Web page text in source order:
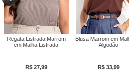
Regata Listrada Marrom
em Malha Listrada
R$ 27,99
Blusa Marrom em
Algodão
R$ 33,99